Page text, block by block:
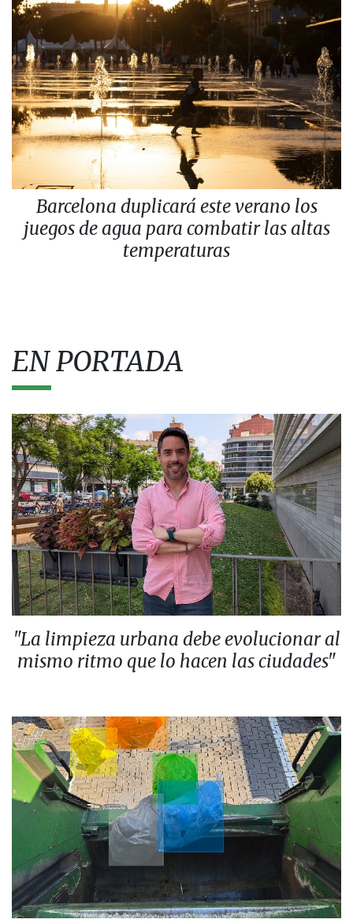
Barcelona duplicará este verano los
juegos de agua para combatir las altas
temperaturas
EN PORTADA
"La limpieza urbana debe evolucionar al
mismo ritmo que lo hacen las ciudades"